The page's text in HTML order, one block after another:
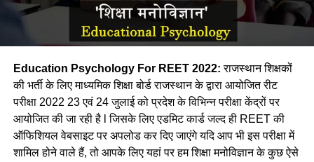
Education Psychology For REET 2022: राजस्थान शिक्षकों
की भर्ती के लिए माध्यमिक शिक्षा बोर्ड राजस्थान के द्वारा आयोजित रीट
परीक्षा 2022 23 एवं 24 जुलाई को प्रदेश के विभिन्न परीक्षा केंद्रों पर
आयोजित की जा रही है l जिसके लिए एडमिट कार्ड जल्द ही REET की
ऑफिशियल वेबसाइट पर अपलोड कर दिए जाएंगे यदि आप भी इस परीक्षा में
शामिल होने वाले हैं, तो आपके लिए यहां पर हम शिक्षा मनोविज्ञान के कुछ ऐसे